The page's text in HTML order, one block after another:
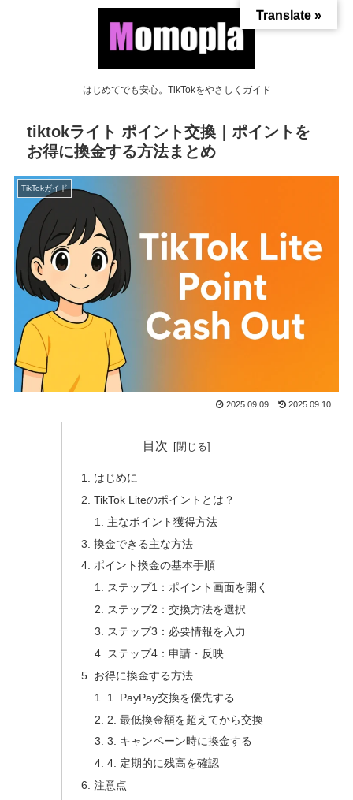
はじめてでも安心。TikTokをやさしくガイド
tiktokライト ポイント交換｜ポイントを
お得に換金する方法まとめ
TikTokガイド
2025.09.09 2025.09.10
目次
はじめに
TikTok Liteのポイントとは？
主なポイント獲得方法
換金できる主な方法
ポイント換金の基本手順
ステップ1：ポイント画面を開く
ステップ2：交換方法を選択
ステップ3：必要情報を入力
ステップ4：申請・反映
お得に換金する方法
1. PayPay交換を優先する
2. 最低換金額を超えてから交換
3. キャンペーン時に換金する
4. 定期的に残高を確認
注意点
Translate »